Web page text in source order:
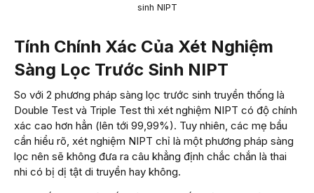
sinh NIPT
Tính Chính Xác Của Xét Nghiệm
Sàng Lọc Trước Sinh NIPT
So với 2 phương pháp sàng lọc trước sinh truyền thống là
Double Test và Triple Test thì xét nghiệm NIPT có độ chính
xác cao hơn hẳn (lên tới 99,99%). Tuy nhiên, các mẹ bầu
cần hiểu rõ, xét nghiệm NIPT chỉ là một phương pháp sàng
lọc nên sẽ không đưa ra câu khẳng định chắc chắn là thai
nhi có bị dị tật di truyền hay không.